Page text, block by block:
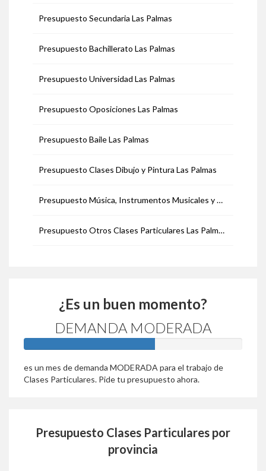
Presupuesto Secundaria Las Palmas
Presupuesto Bachillerato Las Palmas
Presupuesto Universidad Las Palmas
Presupuesto Oposiciones Las Palmas
Presupuesto Baile Las Palmas
Presupuesto Clases Dibujo y Pintura Las Palmas
Presupuesto Música, Instrumentos Musicales y Canto Las Palmas
Presupuesto Otros Clases Particulares Las Palmas
¿Es un buen momento?
DEMANDA MODERADA
es un mes de demanda MODERADA para el trabajo de
Clases Particulares. Pide tu presupuesto ahora.
Presupuesto Clases Particulares por
provincia